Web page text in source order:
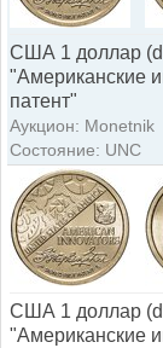
США 1 доллар
"Американские
патент"
Аукцион: Monetnik
Состояние: UNC
США 1 доллар
"Американские